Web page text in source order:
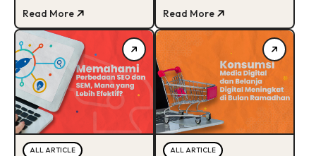
dieksekusi dengan baik!
Read More
Simak selengkapnya di sini.
Read More
ALL ARTICLE ALL ARTICLE